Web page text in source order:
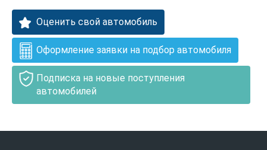
Оценить свой автомобиль
Оформление заявки на подбор автомобиля
Подписка на новые поступления
автомобилей